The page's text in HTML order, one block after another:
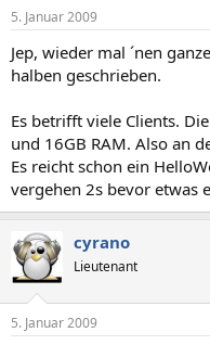
5. Januar 2009
Jep, wieder mal ´nen
halben geschrieben.
Es betrifft viele Clients.
und 16GB RAM. Also an
Es reicht schon ein
vergehen 2s bevor etwas
cyrano
Lieutenant
5. Januar 2009